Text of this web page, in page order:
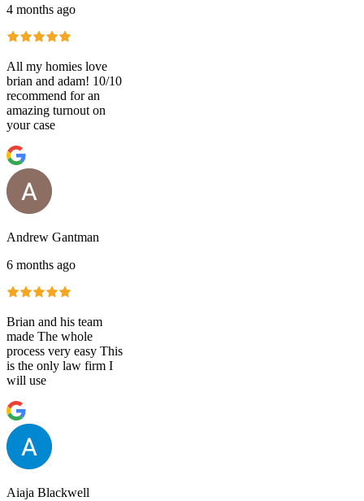
4 months ago
All my homies love
brian and adam! 10/10
recommend for an
amazing turnout on
your case
Andrew Gantman
6 months ago
Brian and his team
made The whole
process very easy This
is the only law firm I
will use
Aiaja Blackwell